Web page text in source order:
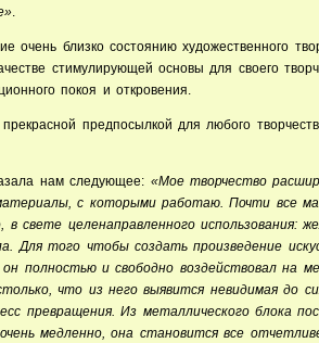
.
очень близко состоянию художественного
стимулирующей основы для своего
покоя и откровения.
прекрасной предпосылкой для любого
нам следующее: «Мое творчество
с которыми работаю. Почти все
в свете целенаправленного использования:
Для того чтобы создать произведение
полностью и свободно воздействовал на
что из него выявится невидимая до
превращения. Из металлического блока
медленно, она становится все